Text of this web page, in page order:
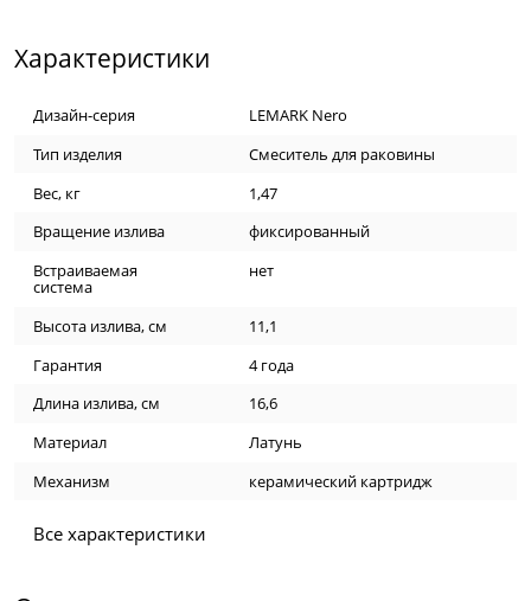
Характеристики
Дизайн-серия
LEMARK Nero
Тип изделия
Смеситель для раковины
Вес, кг
1,47
Вращение излива
фиксированный
Встраиваемая
система
нет
Высота излива, см
11,1
Гарантия
4 года
Длина излива, см
16,6
Материал
Латунь
Механизм
керамический картридж
Все характеристики